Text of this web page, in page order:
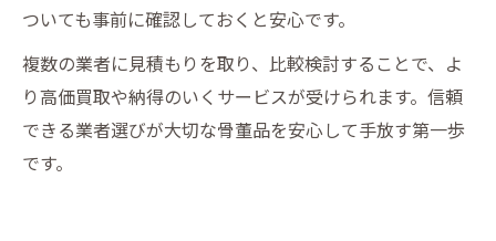
ついても事前に確認しておくと安心です。
複数の業者に見積もりを取り、比較検討することで、よ
り高価買取や納得のいくサービスが受けられます。信頼
できる業者選びが大切な骨董品を安心して手放す第一歩
です。